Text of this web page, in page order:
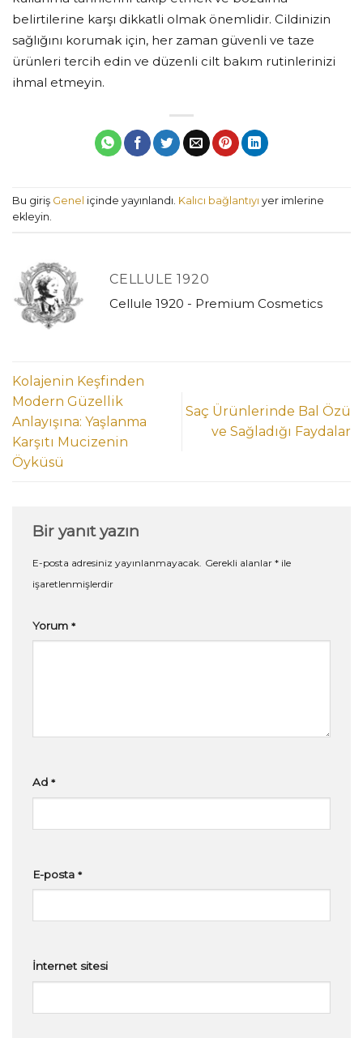
belirtilerine karşı dikkatli olmak önemlidir. Cildinizin
sağlığını korumak için, her zaman güvenli ve taze
ürünleri tercih edin ve düzenli cilt bakım rutinlerinizi
ihmal etmeyin.
Bu giriş Genel içinde yayınlandı. Kalıcı bağlantıyı yer imlerine
ekleyin.
CELLULE 1920
Cellule 1920 - Premium Cosmetics
Kolajenin Keşfinden
Modern Güzellik
Anlayışına: Yaşlanma
Karşıtı Mucizenin
Öyküsü
Saç Ürünlerinde Bal Özü
ve Sağladığı Faydalar
Bir yanıt yazın
E-posta adresiniz yayınlanmayacak. Gerekli alanlar * ile
işaretlenmişlerdir
Yorum *
Ad *
E-posta *
İnternet sitesi